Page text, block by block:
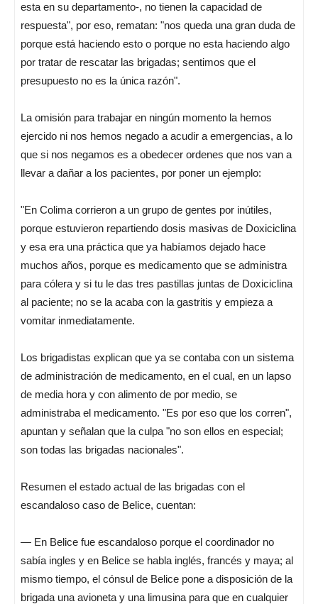
esta en su departamento-, no tienen la capacidad de
respuesta", por eso, rematan: "nos queda una gran duda de
porque está haciendo esto o porque no esta haciendo algo
por tratar de rescatar las brigadas; sentimos que el
presupuesto no es la única razón".
La omisión para trabajar en ningún momento la hemos
ejercido ni nos hemos negado a acudir a emergencias, a lo
que si nos negamos es a obedecer ordenes que nos van a
llevar a dañar a los pacientes, por poner un ejemplo:
"En Colima corrieron a un grupo de gentes por inútiles,
porque estuvieron repartiendo dosis masivas de Doxiciclina
y esa era una práctica que ya habíamos dejado hace
muchos años, porque es medicamento que se administra
para cólera y si tu le das tres pastillas juntas de Doxiciclina
al paciente; no se la acaba con la gastritis y empieza a
vomitar inmediatamente.
Los brigadistas explican que ya se contaba con un sistema
de administración de medicamento, en el cual, en un lapso
de media hora y con alimento de por medio, se
administraba el medicamento. "Es por eso que los corren",
apuntan y señalan que la culpa "no son ellos en especial;
son todas las brigadas nacionales".
Resumen el estado actual de las brigadas con el
escandaloso caso de Belice, cuentan:
— En Belice fue escandaloso porque el coordinador no
sabía ingles y en Belice se habla inglés, francés y maya; al
mismo tiempo, el cónsul de Belice pone a disposición de la
brigada una avioneta y una limusina para que en cualquier